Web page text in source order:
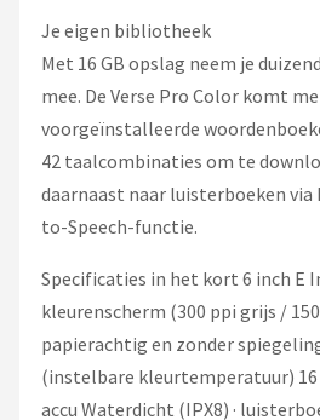
Je eigen bibliotheek
Met 16 GB opslag neem je
mee. De Verse Pro Color komt
voorgeïnstalleerde
42 taalcombinaties om te
daarnaast naar luisterboeken
to-Speech-functie.
Specificaties in het kort 6 inch E
kleurenscherm (300 ppi grijs /
papierachtig en zonder
(instelbare kleurtemperatuur) 16
accu Waterdicht (IPX8) ·